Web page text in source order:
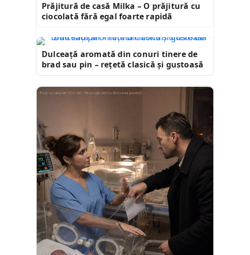
Prăjitură de casă Milka – O prăjitură cu
ciocolată fără egal foarte rapidă
Dulceață aromată din conuri tinere de
brad sau pin – rețetă clasică și gustoasă